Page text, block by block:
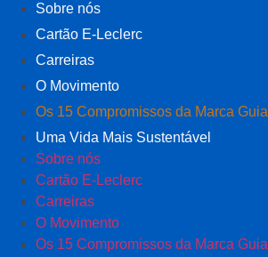
Sobre nós
Cartão E-Leclerc
Carreiras
O Movimento
Os 15 Compromissos da Marca Guia
Uma Vida Mais Sustentável
Sobre nós
Cartão E-Leclerc
Carreiras
O Movimento
Os 15 Compromissos da Marca Guia